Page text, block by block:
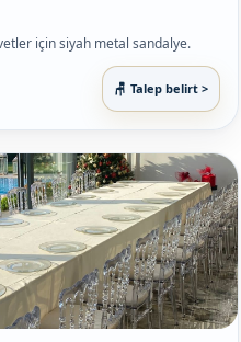
için siyah metal sandalye.
Talep belirt >